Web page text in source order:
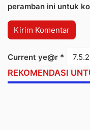
peramban ini untuk
Current ye@r *
REKOMENDASI